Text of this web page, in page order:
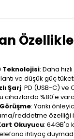
Teknolojisi: Daha
ve düşük güç
Şarj: PD (USB-C) ve
cihazlarda %80'e
: Yankı
reddetme özelliği
Okuyucu: 64GB'a
ihtiyaç